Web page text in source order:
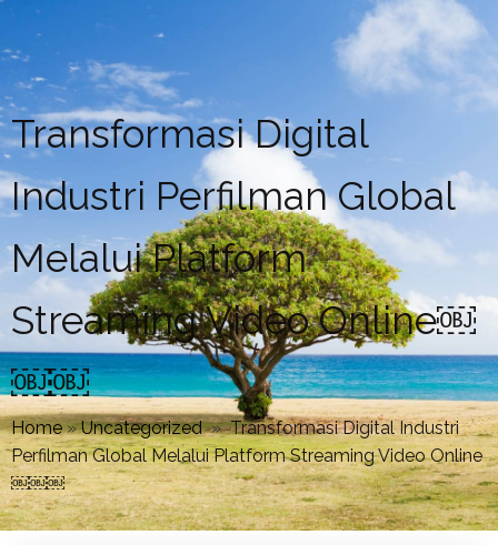
Transformasi Digital
Industri Perfilman Global
Melalui Platform
Streaming Video Online￼
￼￼
Home»Uncategorized » Transformasi Digital Industri
Perfilman Global Melalui Platform Streaming Video Online
￼￼￼